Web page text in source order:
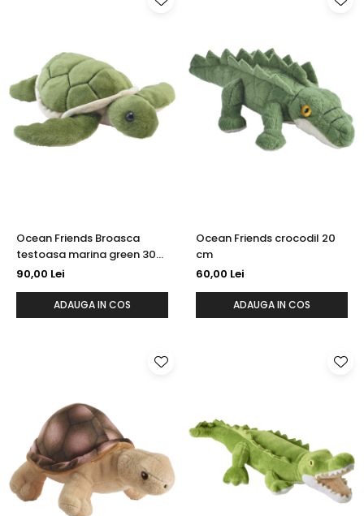
Ocean Friends Broasca
testoasa marina green 30
cm
90,00 Lei
ADAUGA IN COS
Ocean Friends crocodil 20
cm
60,00 Lei
ADAUGA IN COS